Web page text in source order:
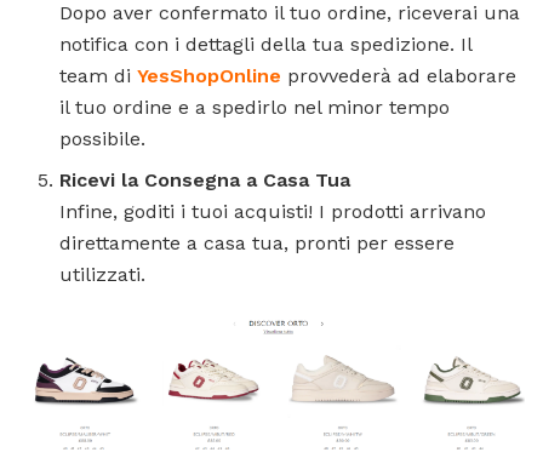
Dopo aver confermato il tuo ordine, riceverai una
notifica con i dettagli della tua spedizione. Il
team diYesShopOnline provvederà ad elaborare
il tuo ordine e a spedirlo nel minor tempo
possibile.
Ricevi la Consegna a Casa Tua
Infine, goditi i tuoi acquisti! I prodotti arrivano
direttamente a casa tua, pronti per essere
utilizzati.